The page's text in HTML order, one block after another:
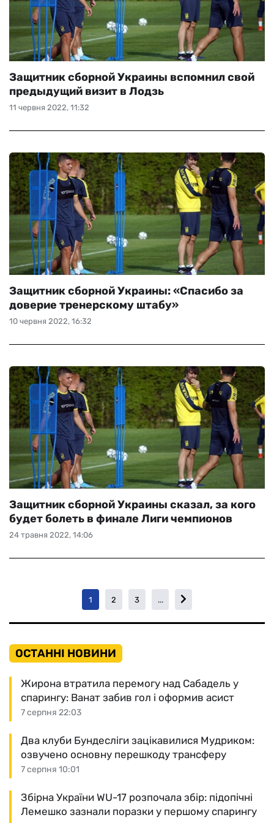
11 червня 2022, 11:32
Защитник сборной Украины вспомнил свой
предыдущий визит в Лодзь
10 червня 2022, 16:32
Защитник сборной Украины: «Спасибо за
доверие тренерскому штабу»
24 травня 2022, 14:06
Защитник сборной Украины сказал, за кого
будет болеть в финале Лиги чемпионов
1 2 3 ...
ОСТАННІ НОВИНИ
7 серпня 22:03
Жирона втратила перемогу над Сабадель у
спарингу: Ванат забив гол і оформив асист
7 серпня 10:01
Два клуби Бундесліги зацікавилися Мудриком:
озвучено основну перешкоду трансферу
Збірна України WU-17 розпочала збір: підопічні
Лемешко зазнали поразки у першому спарингу